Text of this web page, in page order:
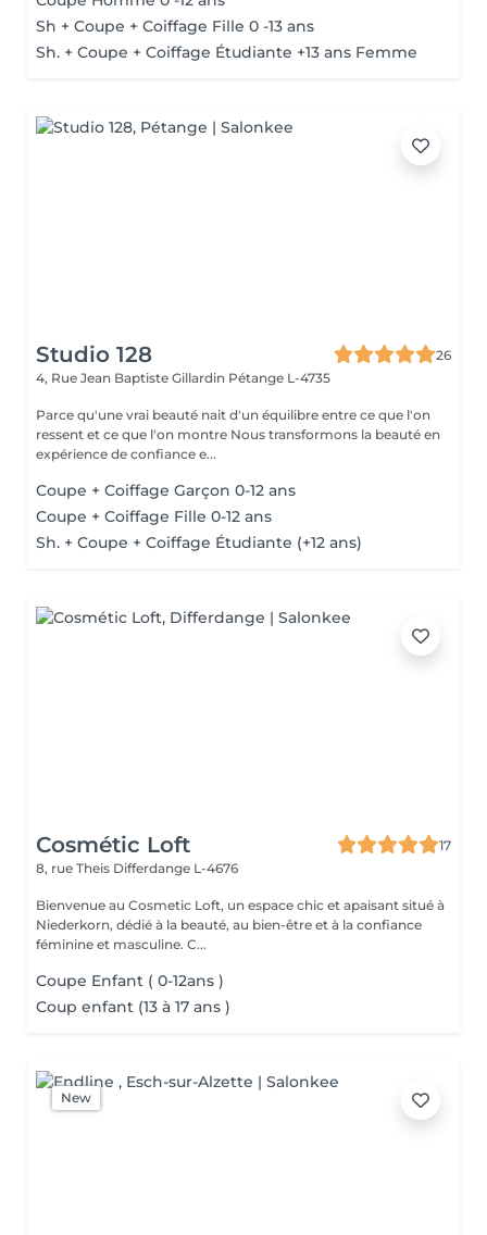
Sh + Coupe + Coiffage Fille 0 -13 ans
Sh. + Coupe + Coiffage Étudiante +13 ans Femme
Studio 128
26
4, Rue Jean Baptiste Gillardin Pétange L-4735
Parce qu'une vrai beauté nait d'un équilibre entre ce que l'on
ressent et ce que l'on montre Nous transformons la beauté en
expérience de confiance e...
Coupe + Coiffage Garçon 0-12 ans
Coupe + Coiffage Fille 0-12 ans
Sh. + Coupe + Coiffage Étudiante (+12 ans)
Cosmétic Loft
17
8, rue Theis Differdange L-4676
Bienvenue au Cosmetic Loft, un espace chic et apaisant situé à
Niederkorn, dédié à la beauté, au bien-être et à la confiance
féminine et masculine. C...
Coupe Enfant ( 0-12ans )
Coup enfant (13 à 17 ans )
New